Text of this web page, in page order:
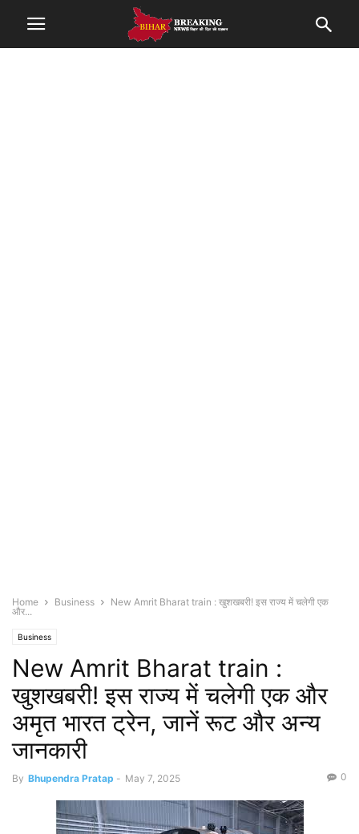
Home Business
New Amrit Bharat train : खुशखबरी! इस राज्य में चलेगी एक
और...
Business
New Amrit Bharat train :
खुशखबरी! इस राज्य में चलेगी एक और
अमृत भारत ट्रेन, जानें रूट और अन्य
जानकारी
By Bhupendra Pratap - May 7, 2025 0